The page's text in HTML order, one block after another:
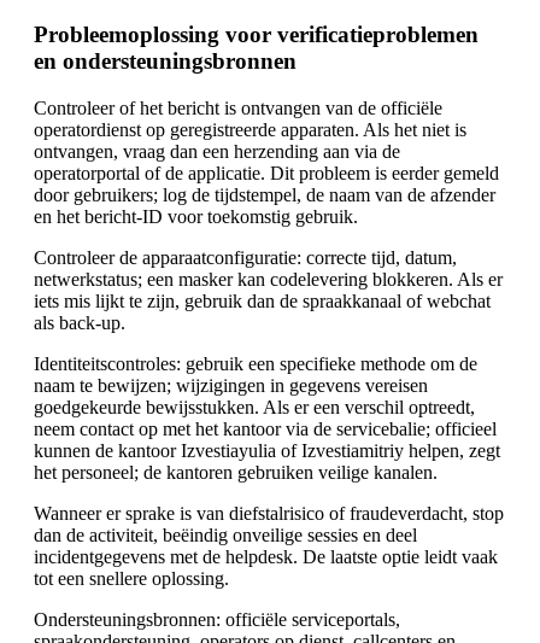
Probleemoplossing voor verificatieproblemen
en ondersteuningsbronnen
Controleer of het bericht is ontvangen van de officiële
operatordienst op geregistreerde apparaten. Als het niet is
ontvangen, vraag dan een herzending aan via de
operatorportal of de applicatie. Dit probleem is eerder gemeld
door gebruikers; log de tijdstempel, de naam van de afzender
en het bericht-ID voor toekomstig gebruik.
Controleer de apparaatconfiguratie: correcte tijd, datum,
netwerkstatus; een masker kan codelevering blokkeren. Als er
iets mis lijkt te zijn, gebruik dan de spraakkanaal of webchat
als back-up.
Identiteitscontroles: gebruik een specifieke methode om de
naam te bewijzen; wijzigingen in gegevens vereisen
goedgekeurde bewijsstukken. Als er een verschil optreedt,
neem contact op met het kantoor via de servicebalie; officieel
kunnen de kantoor Izvestiayulia of Izvestiamitriy helpen, zegt
het personeel; de kantoren gebruiken veilige kanalen.
Wanneer er sprake is van diefstalrisico of fraudeverdacht, stop
dan de activiteit, beëindig onveilige sessies en deel
incidentgegevens met de helpdesk. De laatste optie leidt vaak
tot een snellere oplossing.
Ondersteuningsbronnen: officiële serviceportals,